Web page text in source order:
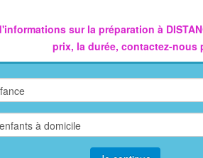
sur la préparation à
prix, la durée, contactez-nous